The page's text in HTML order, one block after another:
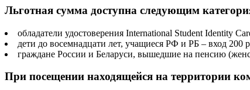
Льготная сумма доступна следующим
обладатели удостоверения International Student Identity
дети до восемнадцати лет, учащиеся РФ и РБ – вход 200
граждане России и Беларуси, вышедшие на пенсию
При посещении находящейся на территории